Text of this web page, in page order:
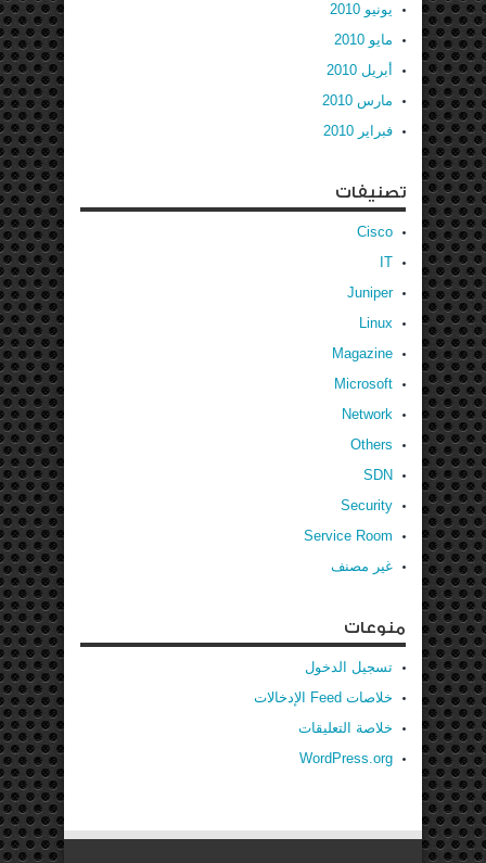
يونيو 2010
مايو 2010
أبريل 2010
مارس 2010
فبراير 2010
تصنيفات
Cisco
IT
Juniper
Linux
Magazine
Microsoft
Network
Others
SDN
Security
Service Room
غير مصنف
منوعات
تسجيل الدخول
خلاصات Feed الإدخالات
خلاصة التعليقات
WordPress.org